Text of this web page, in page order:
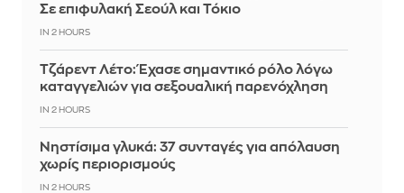
Σε επιφυλακή Σεούλ και Τόκιο
IN 2 HOURS
Τζάρεντ Λέτο: Έχασε σημαντικό ρόλο λόγω
καταγγελιών για σεξουαλική παρενόχληση
IN 2 HOURS
Νηστίσιμα γλυκά: 37 συνταγές για απόλαυση
χωρίς περιορισμούς
IN 2 HOURS